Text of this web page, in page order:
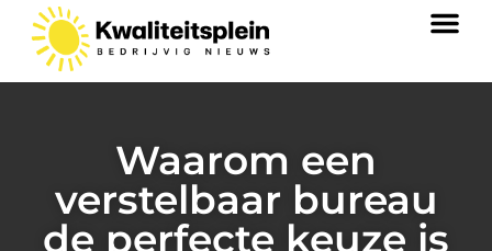
Waarom een
verstelbaar bureau
de perfecte keuze is